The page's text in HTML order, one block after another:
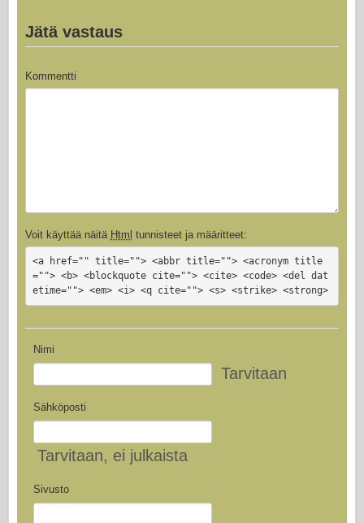
Jätä vastaus
Kommentti
Voit käyttää näitä Html tunnisteet ja määritteet:
<a href="" title=""> <abbr title=""> <acronym title
=""> <b> <blockquote cite=""> <cite> <code> <del dat
etime=""> <em> <i> <q cite=""> <s> <strike> <strong>
Nimi
Tarvitaan
Sähköposti
Tarvitaan, ei julkaista
Sivusto